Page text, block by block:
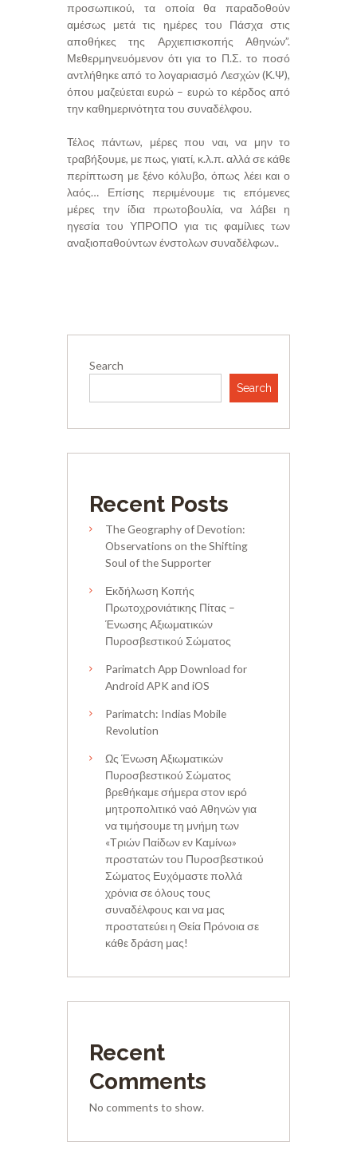
προσωπικού, τα οποία θα παραδοθούν
αμέσως μετά τις ημέρες του Πάσχα στις
αποθήκες της Αρχιεπισκοπής Αθηνών”.
Μεθερμηνευόμενον ότι για το Π.Σ. το ποσό
αντλήθηκε από το λογαριασμό Λεσχών (Κ.Ψ),
όπου μαζεύεται ευρώ – ευρώ το κέρδος από
την καθημερινότητα του συναδέλφου.
Τέλος πάντων, μέρες που ναι, να μην το
τραβήξουμε, με πως, γιατί, κ.λ.π. αλλά σε κάθε
περίπτωση με ξένο κόλυβο, όπως λέει και ο
λαός… Επίσης περιμένουμε τις επόμενες
μέρες την ίδια πρωτοβουλία, να λάβει η
ηγεσία του ΥΠΡΟΠΟ για τις φαμίλιες των
αναξιοπαθούντων ένστολων συναδέλφων..
Search
Search
Recent Posts
The Geography of Devotion:
Observations on the Shifting
Soul of the Supporter
Εκδήλωση Κοπής
Πρωτοχρονιάτικης Πίτας –
Ένωσης Αξιωματικών
Πυροσβεστικού Σώματος
Parimatch App Download for
Android APK and iOS
Parimatch: Indias Mobile
Revolution
Ως Ένωση Αξιωματικών
Πυροσβεστικού Σώματος
βρεθήκαμε σήμερα στον ιερό
μητροπολιτικό ναό Αθηνών για
να τιμήσουμε τη μνήμη των
«Τριών Παίδων εν Καμίνω»
προστατών του Πυροσβεστικού
Σώματος Ευχόμαστε πολλά
χρόνια σε όλους τους
συναδέλφους και να μας
προστατεύει η Θεία Πρόνοια σε
κάθε δράση μας!
Recent
Comments
No comments to show.